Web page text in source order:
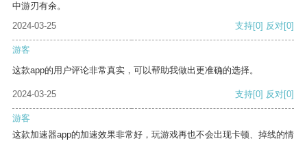
中游刃有余。
2024-03-25
支持[0] 反对[0]
游客
这款app的用户评论非常真实，可以帮助我做出更准确的选择。
2024-03-25 支持[0] 反对[0]
游客
这款加速器app的加速效果非常好，玩游戏再也不会出现卡顿、掉线的情